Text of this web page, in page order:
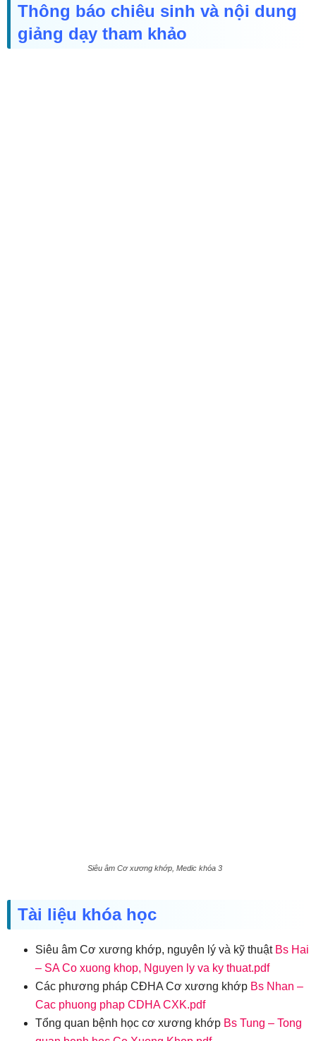
Thông báo chiêu sinh và nội dung
giảng dạy tham khảo
Siêu âm Cơ xương khớp, Medic khóa 3
Tài liệu khóa học
Siêu âm Cơ xương khớp, nguyên lý và kỹ thuật Bs Hai
– SA Co xuong khop, Nguyen ly va ky thuat.pdf
Các phương pháp CĐHA Cơ xương khớp Bs Nhan –
Cac phuong phap CDHA CXK.pdf
Tổng quan bệnh học cơ xương khớp Bs Tung – Tong